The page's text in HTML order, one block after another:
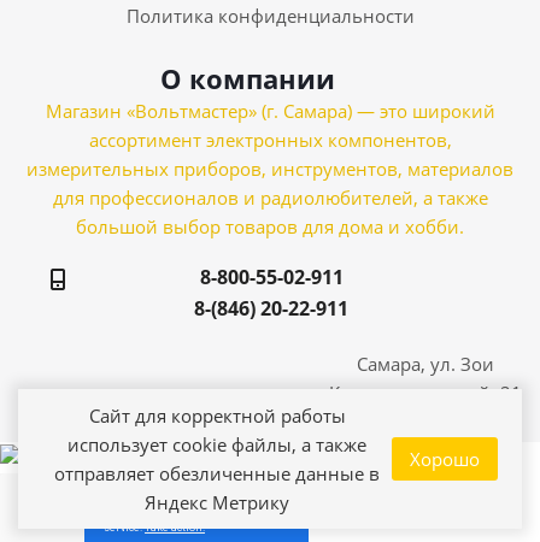
Политика конфиденциальности
О компании
Магазин «Вольтмастер» (г. Самара) — это широкий
ассортимент электронных компонентов,
измерительных приборов, инструментов, материалов
для профессионалов и радиолюбителей, а также
большой выбор товаров для дома и хобби.
8-800-55-02-911
8-(846) 20-22-911
Самара, ул. Зои
Космодемьянской, 21
Сайт для корректной работы
использует cookie файлы, а также
отправляет обезличенные данные в
Яндекс Метрику
Хорошо